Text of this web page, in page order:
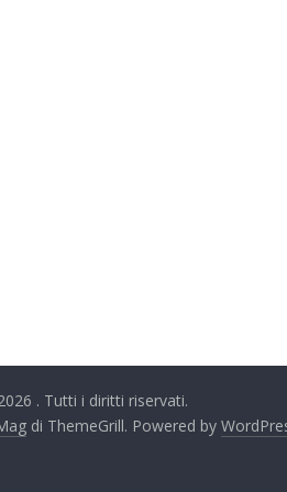
. Tutti i diritti riservati.
di ThemeGrill. Powered by